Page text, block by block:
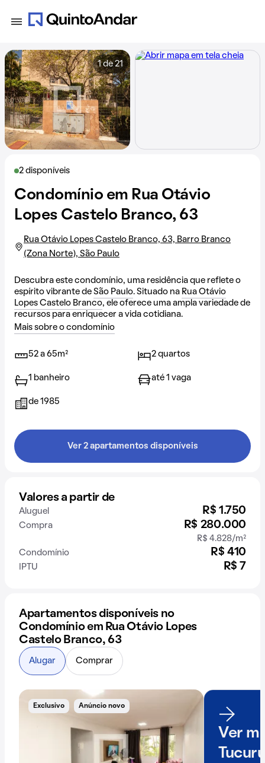
2 disponíveis
Condomínio em Rua Otávio
Lopes Castelo Branco, 63
Rua Otávio Lopes Castelo Branco, 63, Barro Branco
(Zona Norte), São Paulo
Descubra este condomínio, uma residência que reflete o
espírito vibrante de São Paulo. Situado na Rua Otávio
Lopes Castelo Branco, ele oferece uma ampla variedade de
recursos para enriquecer a vida cotidiana.
Mais sobre o condomínio
52 a 65m² 2 quartos
1 banheiro até 1 vaga
de 1985
Ver 2 apartamentos disponíveis
Valores a partir de
Aluguel R$ 1.750
Compra R$ 280.000
R$ 4.828/m²
Condomínio
R$ 410
IPTU R$ 7
1 de 21
Apartamentos disponíveis no
Condomínio em Rua Otávio Lopes
Castelo Branco, 63
Exclusivo Anúncio novo
Ver
Alugar Comprar